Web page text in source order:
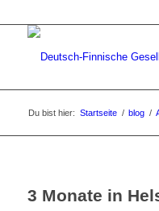
Du bist hier: Startseite / blog /
3 Monate in